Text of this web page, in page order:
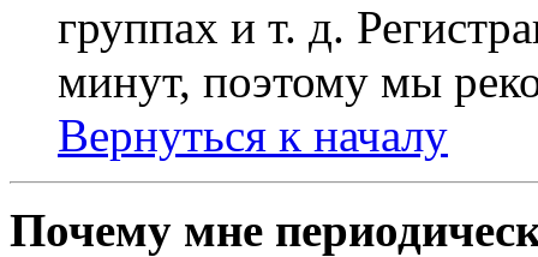
группах и т. д.
минут, поэтому мы
Вернуться к началу
Почему мне